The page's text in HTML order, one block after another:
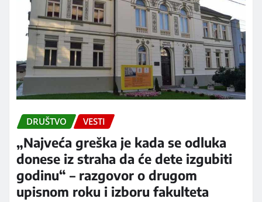
DRUŠTVO VESTI
„Najveća greška je kada se odluka
donese iz straha da će dete izgubiti
godinu“ – razgovor o drugom
upisnom roku i izboru fakulteta